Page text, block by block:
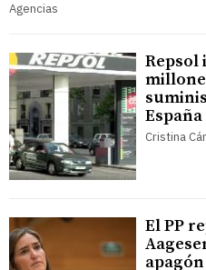
Agencias
Repsol
Cristina
El PP